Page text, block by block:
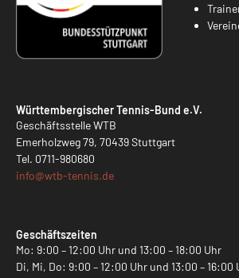
Württembergischer Tennis-Bund e.V.
Geschäftsstelle WTB
Emerholzweg 79, 70439 Stuttgart
Tel. 0711-980680
info@wtb-tennis.de
Geschäftszeiten
Mo: 9:00 – 12:00 Uhr und 13:00 – 18:00 Uhr
Di, Mi, Do: 9:00 – 12:00 Uhr und 13:00 – 16:00